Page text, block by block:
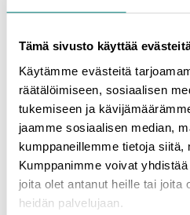
Tämä sivusto käyttää
Käytämme evästeitä
räätälöimiseen, sosiaalisen
tukemiseen ja
jaamme sosiaalisen median,
kumppaneillemme tietoja
Kumppanimme voivat
joita olet antanut heille tai
heidän palvelujaan.
luodaan vähintään yksi
tuote- tai palvelukonsepti,
hankkeen päätyttyä
hankkeissa uudeksi
hyödynnetään hankkeen
liiketoiminnan
yliopistokoulutuksen ja
kehittämisessä
Hankkeen toteuttajat: